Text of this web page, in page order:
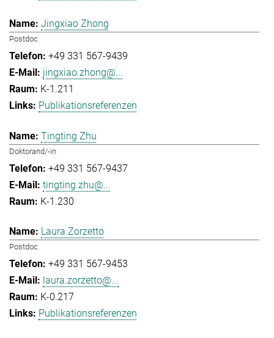
Jingxiao Zhong
Postdoc
+49 331 567-9439
jingxiao.zhong@...
K-1.211
Publikationsreferenzen
Tingting Zhu
Doktorand/-in
+49 331 567-9437
tingting.zhu@...
K-1.230
Laura Zorzetto
Postdoc
+49 331 567-9453
laura.zorzetto@...
K-0.217
Publikationsreferenzen